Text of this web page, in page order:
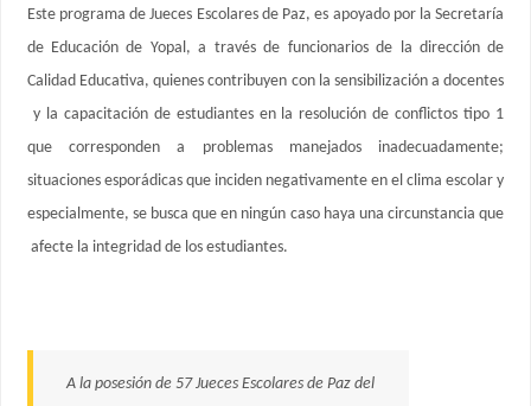
Este programa de Jueces Escolares de Paz, es apoyado por la Secretaría
de Educación de Yopal, a través de funcionarios de la dirección de
Calidad Educativa, quienes contribuyen con la sensibilización a docentes
y la capacitación de estudiantes en la resolución de conflictos tipo 1
que corresponden a problemas manejados inadecuadamente;
situaciones esporádicas que inciden negativamente en el clima escolar y
especialmente, se busca que en ningún caso haya una circunstancia que
afecte la integridad de los estudiantes.
A la posesión de 57 Jueces Escolares de Paz del